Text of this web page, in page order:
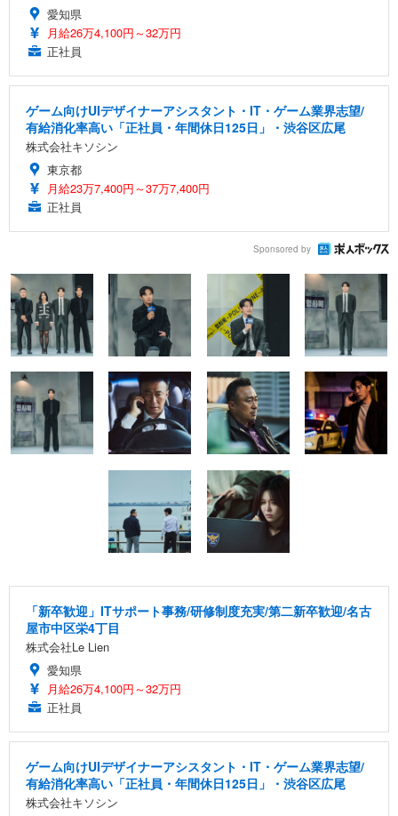
愛知県
月給26万4,100円～32万円
正社員
ゲーム向けUIデザイナーアシスタント・IT・ゲーム業界志望/
有給消化率高い「正社員・年間休日125日」・渋谷区広尾
株式会社キソシン
東京都
月給23万7,400円～37万7,400円
正社員
Sponsored by
「新卒歓迎」ITサポート事務/研修制度充実/第二新卒歓迎/名古
屋市中区栄4丁目
株式会社Le Lien
愛知県
月給26万4,100円～32万円
正社員
ゲーム向けUIデザイナーアシスタント・IT・ゲーム業界志望/
有給消化率高い「正社員・年間休日125日」・渋谷区広尾
株式会社キソシン